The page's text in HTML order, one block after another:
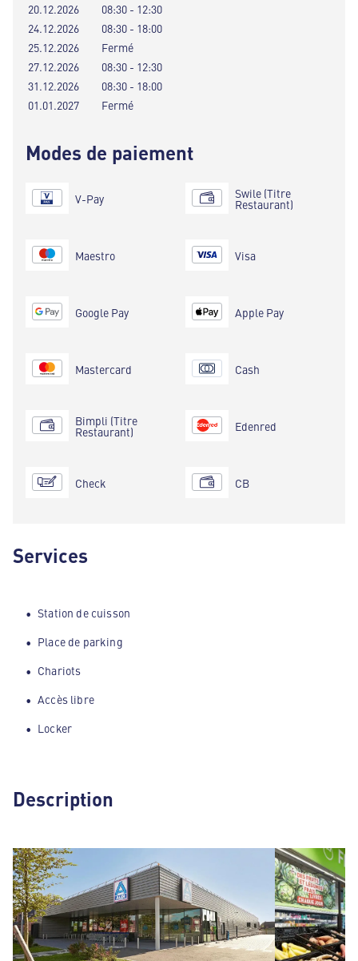
20.12.2026
08:30 - 12:30
24.12.2026
08:30 - 18:00
25.12.2026
Fermé
27.12.2026
08:30 - 12:30
31.12.2026
08:30 - 18:00
01.01.2027
Fermé
Modes de paiement
V-Pay
Maestro
Google Pay
Mastercard
Bimpli (Titre
Restaurant)
Check
Swile (Titre
Restaurant)
Visa
Apple Pay
Cash
Edenred
CB
Services
Station de cuisson
Place de parking
Chariots
Accès libre
Locker
Description